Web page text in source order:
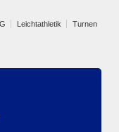
Leichtathletik Turnen